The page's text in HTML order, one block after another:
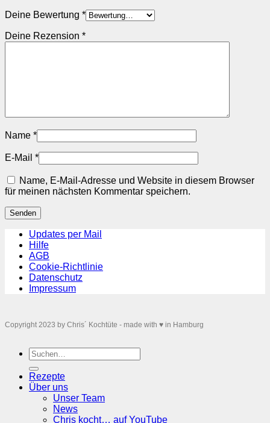
Deine Bewertung *
Deine Rezension *
Name *
E-Mail *
Name, E-Mail-Adresse und Website in diesem Browser
für meinen nächsten Kommentar speichern.
Updates per Mail
Hilfe
AGB
Cookie-Richtlinie
Datenschutz
Impressum
Copyright 2023 by Chris´ Kochtüte - made with ♥ in Hamburg
Suchen
nach:
Rezepte
Über uns
Unser Team
News
Chris kocht… auf YouTube